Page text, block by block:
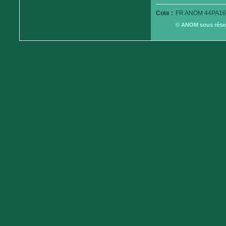
Cote : FR ANOM
© ANOM sous